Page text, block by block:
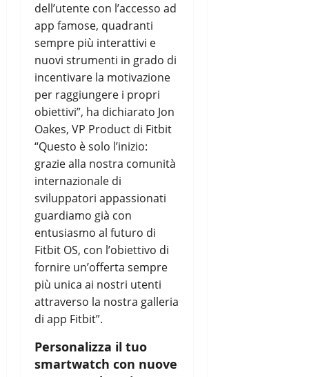
dell’utente con l’accesso ad
app famose, quadranti
sempre più interattivi e
nuovi strumenti in grado di
incentivare la motivazione
per raggiungere i propri
obiettivi”, ha dichiarato Jon
Oakes, VP Product di Fitbit
“Questo è solo l’inizio:
grazie alla nostra comunità
internazionale di
sviluppatori appassionati
guardiamo già con
entusiasmo al futuro di
Fitbit OS, con l’obiettivo di
fornire un’offerta sempre
più unica ai nostri utenti
attraverso la nostra galleria
di app Fitbit”.
Personalizza il tuo
smartwatch con nuove